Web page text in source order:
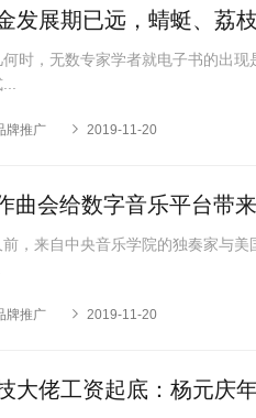
发展期已远，蜻蜓、荔
何时，无数专家学者就电子书的出
...
牌推广 2019-11-20
曲会给数字音乐平台带
前，来自中央音乐学院的独奏家与
牌推广 2019-11-20
大佬工资起底：杨元庆